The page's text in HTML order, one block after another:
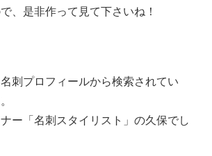
、是非作って見て下さいね！
刺プロフィールから検索されてい
ー「名刺スタイリスト」の久保でし